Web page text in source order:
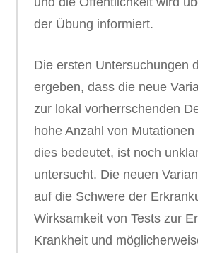
der Übung informiert.
Die ersten Untersuchungen
ergeben, dass die neue
zur lokal vorherrschenden
hohe Anzahl von
dies bedeutet, ist noch
untersucht. Die neuen
auf die Schwere der
Wirksamkeit von Tests zur
Krankheit und